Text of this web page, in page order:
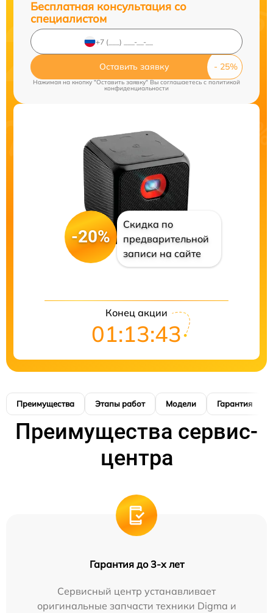
Бесплатная консультация со
специалистом
Оставить заявку
Нажимая на кнопку "Оставить заявку" Вы соглашаетесь c политикой
конфиденциальности
-20%
Скидка по
предварительной
записи на сайте
Конец акции
01:13:42
Преимущества Этапы работ Модели Гарантия
Преимущества сервис-
центра
Гарантия до 3-х лет
Сервисный центр устанавливает
оригинальные запчасти техники Digma и